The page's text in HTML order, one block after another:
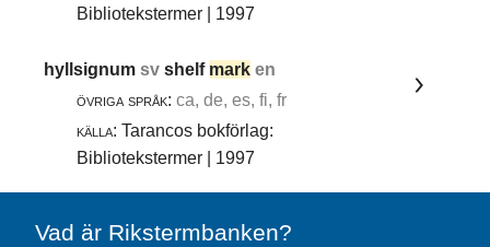
Bibliotekstermer | 1997
hyllsignumsvshelf mark en
övriga språk: ca, de, es, fi, fr
källa: Tarancos bokförlag:
Bibliotekstermer | 1997
Vad är Rikstermbanken?